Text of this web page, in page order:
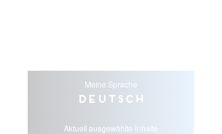
Meine Sprache
Deutsch
Aktuell ausgewählte Inhalte